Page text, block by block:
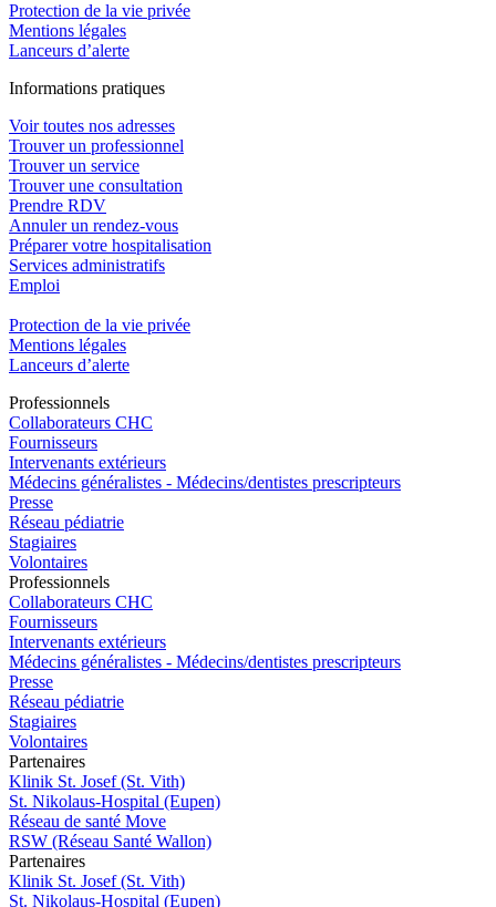
Protection de la vie privée
Mentions légales
Lanceurs d’alerte
Informations pratiques
Voir toutes nos adresses
Trouver un professionnel
Trouver un service
Trouver une consultation
Prendre RDV
Annuler un rendez-vous
Préparer votre hospitalisation
Services administratifs
Emploi​
Protection de la vie privée
Mentions légales
Lanceurs d’alerte
Professionnels
Collaborateurs CHC
Fournisseurs
Intervenants extérieurs
Médecins généralistes - Médecins/dentistes prescripteurs
Presse
Réseau pédiatrie
Stagiaires
Volontaires
Professionnels
Collaborateurs CHC
Fournisseurs
Intervenants extérieurs
Médecins généralistes - Médecins/dentistes prescripteurs
Presse
Réseau pédiatrie
Stagiaires
Volontaires
Partenaires
Klinik St. Josef (St. Vith)
St. Nikolaus-Hospital (Eupen)
Réseau de santé Move
RSW (Réseau Santé Wallon)
Partenaires
Klinik St. Josef (St. Vith)
St. Nikolaus-Hospital (Eupen)